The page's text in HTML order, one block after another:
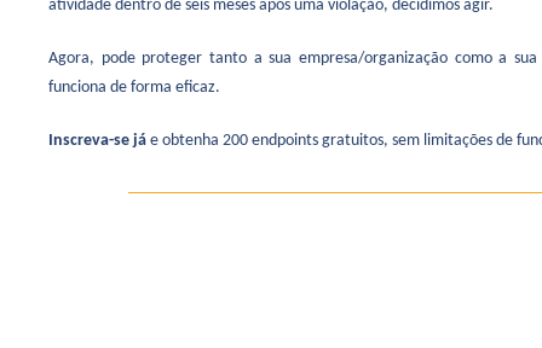
atividade dentro de seis meses após uma violação, decidimos agir.
Agora, pode proteger tanto a sua empresa/organização como a
funciona de forma eficaz.
Inscreva-se já e obtenha 200 endpoints gratuitos, sem limitações de